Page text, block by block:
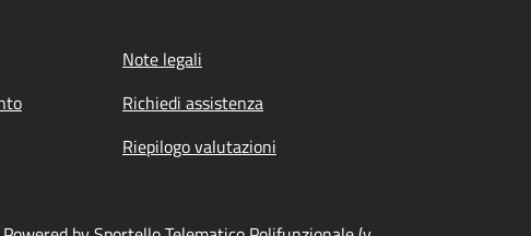
Note legali
Richiedi assistenza
Riepilogo valutazioni